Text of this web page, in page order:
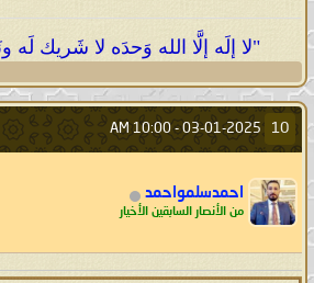
"لا إلَه إلَّا الله وَحدَه لا شَريك
10
03-01-2025 -
10:00 AM
احمدسلمواحمد
من الأنصار السابقين الأخيار